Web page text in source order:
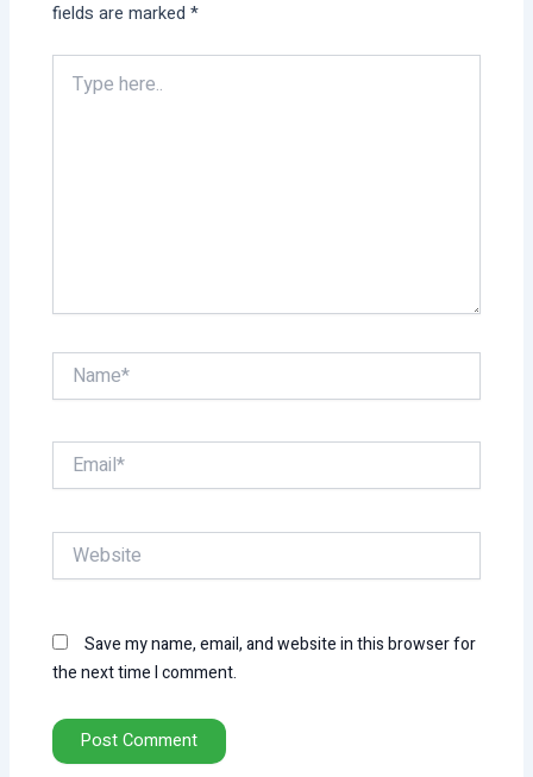
fields are marked*
here..
Name*
Email*
Website
Save my name, email, and website in this browser for
the next time I comment.